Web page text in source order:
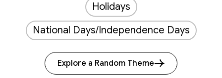
Holidays
National Days/Independence Days
Explore a Random Theme